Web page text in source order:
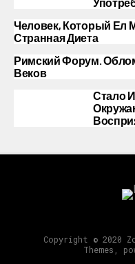
Человек, Который Ел
Странная Диета
Римский Форум.
Веков
Стало
Copyright © 2020
Themes,